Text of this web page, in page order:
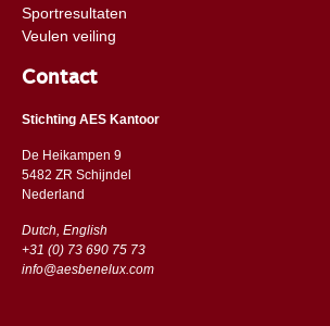
Sportresultaten
Veulen veiling
Contact
Stichting AES Kantoor
De Heikampen 9
5482 ZR Schijndel
​​Nederland
Dutch, English
+31 (0) 73 690 75 73
info@aesbenelux.com